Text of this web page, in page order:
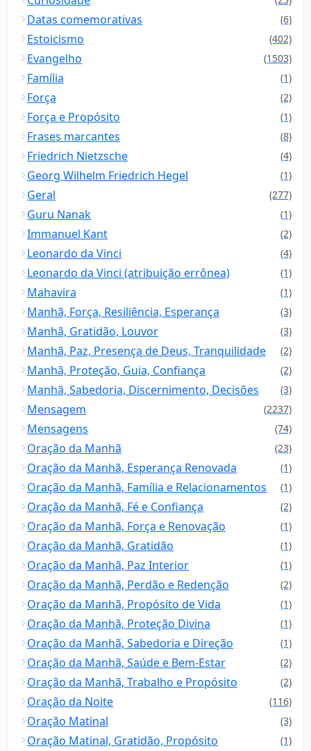
Datas comemorativas (6)
Estoicismo (402)
Evangelho (1503)
Família (1)
Força (2)
Força e Propósito (1)
Frases marcantes (8)
Friedrich Nietzsche (4)
Georg Wilhelm Friedrich Hegel (1)
Geral (277)
Guru Nanak (1)
Immanuel Kant (2)
Leonardo da Vinci (4)
Leonardo da Vinci (atribuição errônea) (1)
Mahavira (1)
Manhã, Força, Resiliência, Esperança (3)
Manhã, Gratidão, Louvor (3)
Manhã, Paz, Presença de Deus, Tranquilidade (2)
Manhã, Proteção, Guia, Confiança (2)
Manhã, Sabedoria, Discernimento, Decisões (3)
Mensagem (2237)
Mensagens (74)
Oração da Manhã (23)
Oração da Manhã, Esperança Renovada (1)
Oração da Manhã, Família e Relacionamentos (1)
Oração da Manhã, Fé e Confiança (2)
Oração da Manhã, Força e Renovação (1)
Oração da Manhã, Gratidão (1)
Oração da Manhã, Paz Interior (1)
Oração da Manhã, Perdão e Redenção (2)
Oração da Manhã, Propósito de Vida (1)
Oração da Manhã, Proteção Divina (1)
Oração da Manhã, Sabedoria e Direção (1)
Oração da Manhã, Saúde e Bem-Estar (2)
Oração da Manhã, Trabalho e Propósito (2)
Oração da Noite (116)
Oração Matinal (3)
Oração Matinal, Gratidão, Propósito (1)